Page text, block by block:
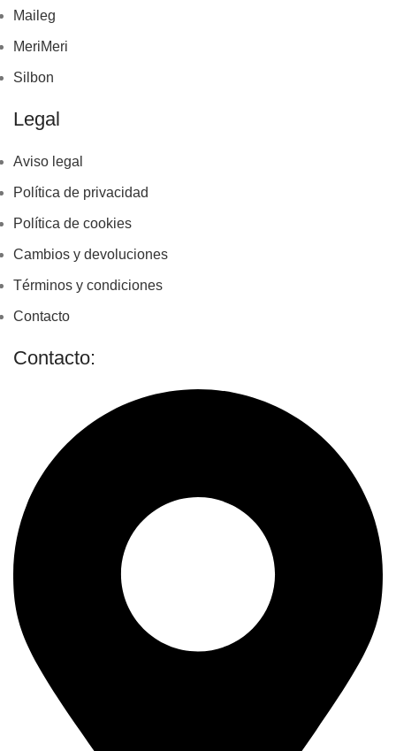
Maileg
MeriMeri
Silbon
Legal
Aviso legal
Política de privacidad
Política de cookies
Cambios y devoluciones
Términos y condiciones
Contacto
Contacto: